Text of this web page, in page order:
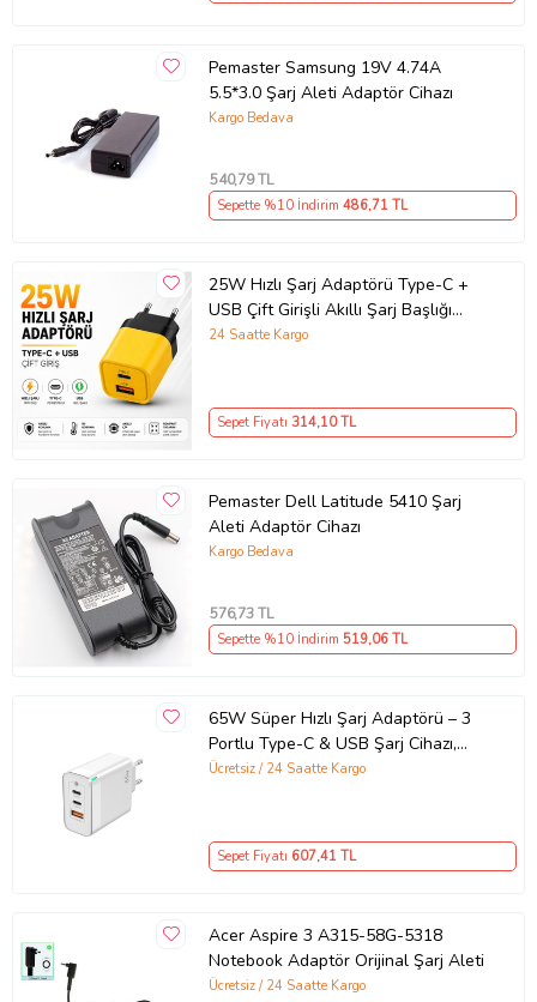
Pemaster Samsung 19V 4.74A
5.5*3.0 Şarj Aleti Adaptör Cihazı
Kargo Bedava
540,79 TL
Sepette %10 İndirim 486,71 TL
25W Hızlı Şarj Adaptörü Type-C +
USB Çift Girişli Akıllı Şarj Başlığı
Kompakt Tasarım
24 Saatte Kargo
Sepet Fiyatı 314,10 TL
Pemaster Dell Latitude 5410 Şarj
Aleti Adaptör Cihazı
Kargo Bedava
576,73 TL
Sepette %10 İndirim 519,06 TL
65W Süper Hızlı Şarj Adaptörü – 3
Portlu Type-C & USB Şarj Cihazı,
GaN Teknolojili 65W Hızlı Şarj Cihazı
Adaptörü – Type-C ve USB Çıkışlı,
Evrensel 65W Duvar Tipi Şarj
Ücretsiz / 24 Saatte Kargo
Sepet Fiyatı 607,41 TL
Acer Aspire 3 A315-58G-5318
Notebook Adaptör Orijinal Şarj Aleti
Ücretsiz / 24 Saatte Kargo